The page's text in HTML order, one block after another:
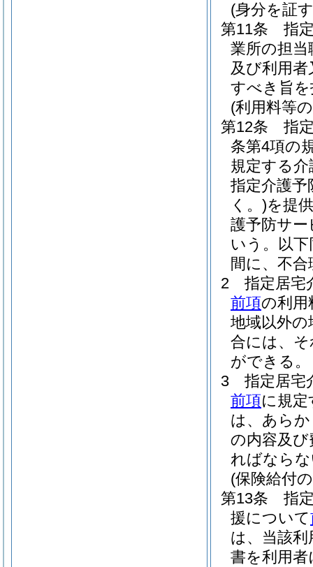
(身分を証
第11条
指
業所の担
及び利用
すべき旨
(利用料等
第12条
指
条第4項の
規定する
指定介護
く。)を提
護予防サ
いう。以下
間に、不
2
指定居宅
前項の利用
地域以外
合には、
ができる。
3
指定居宅
前項に規
は、あら
の内容及
ればなら
(保険給付
第13条
指
援について
は、当該
書を利用